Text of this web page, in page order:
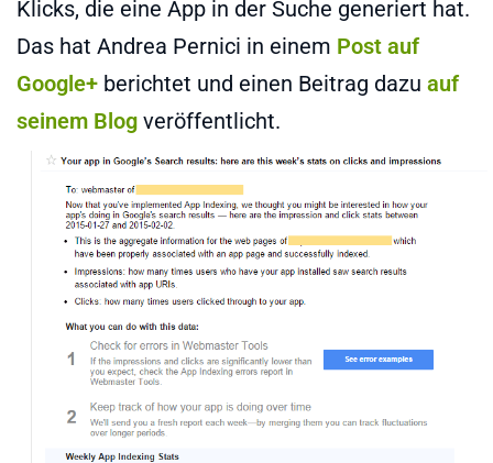
Klicks, die eine App in der Suche generiert hat.
Das hat Andrea Pernici in einem Post auf
Google+ berichtet und einen Beitrag dazu auf
seinem Blog veröffentlicht.